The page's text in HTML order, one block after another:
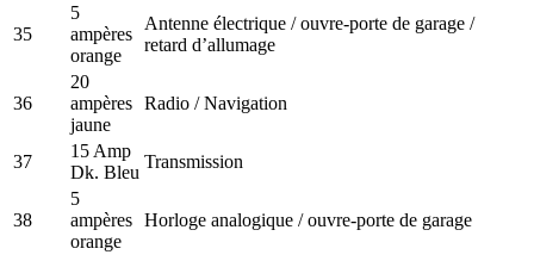
35
5
ampères
orange
Antenne électrique / ouvre-porte de garage /
retard d’allumage
36
20
ampères
jaune
Radio / Navigation
37
15 Amp
Dk. Bleu
Transmission
38
5
ampères
orange
Horloge analogique / ouvre-porte de garage